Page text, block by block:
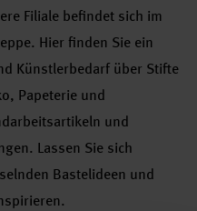
Filiale befindet sich im
Hier finden Sie ein
Künstlerbedarf über Stifte
Papeterie und
und
Lassen Sie sich
Bastelideen und